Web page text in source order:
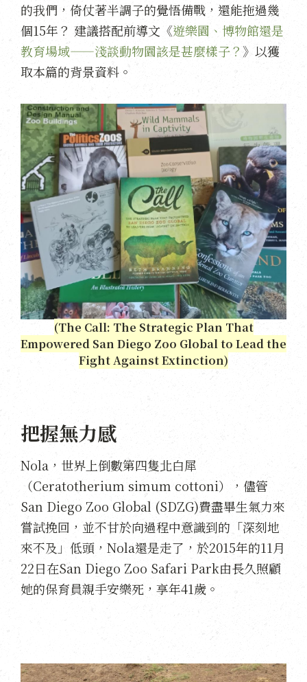
的我們，倚仗著半調子的覺悟備戰，還能拖過幾
個15年？ 建議搭配前導文《遊樂園、博物館還是
教育場域——淺談動物園該是甚麼樣子？ 》以獲
取本篇的背景資料。
(The Call: The Strategic Plan That
Empowered San Diego Zoo Global to Lead the
Fight Against Extinction)
把握無力感
Nola，世界上倒數第四隻北白犀
（Ceratotherium simum cottoni），儘管
San Diego Zoo Global (SDZG)費盡畢生氣力來
嘗試挽回，並不甘於向過程中意識到的「深刻地
來不及」低頭，Nola還是走了，於2015年的11月
22日在San Diego Zoo Safari Park由長久照顧
她的保育員親手安樂死，享年41歲。